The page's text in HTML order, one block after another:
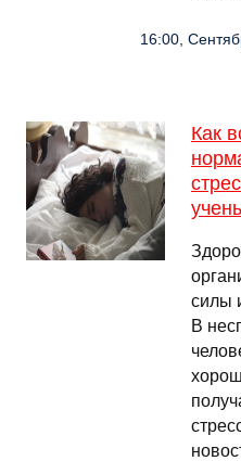
16:00,
Как
силы
В